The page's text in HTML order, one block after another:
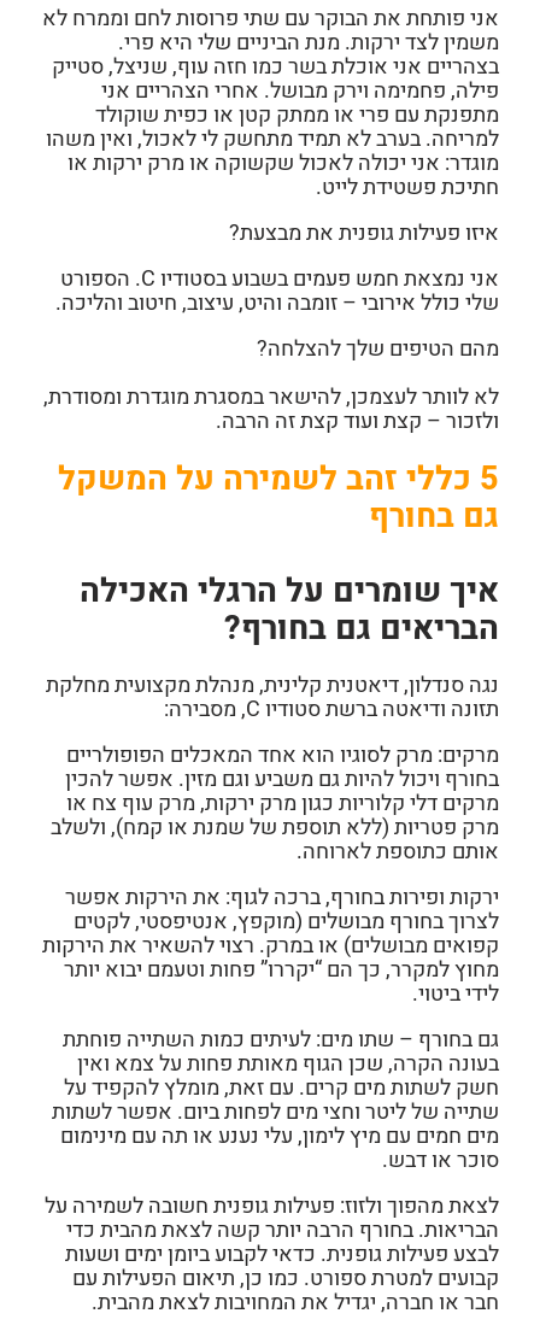
אני פותחת את הבוקר עם שתי פרוסות לחם וממרח לא
משמין לצד ירקות. מנת הביניים שלי היא פרי.
בצהריים אני אוכלת בשר כמו חזה עוף, שניצל, סטייק
פילה, פחמימה וירק מבושל. אחרי הצהריים אני
מתפנקת עם פרי או ממתק קטן או כפית שוקולד
למריחה. בערב לא תמיד מתחשק לי לאכול, ואין משהו
מוגדר: אני יכולה לאכול שקשוקה או מרק ירקות או
חתיכת פשטידת לייט.
איזו פעילות גופנית את מבצעת?
אני נמצאת חמש פעמים בשבוע בסטודיו C. הספורט
שלי כולל אירובי – זומבה והיט, עיצוב, חיטוב והליכה.
מהם הטיפים שלך להצלחה?
לא לוותר לעצמכן, להישאר במסגרת מוגדרת ומסודרת,
ולזכור – קצת ועוד קצת זה הרבה.
5 כללי זהב לשמירה על המשקל
גם בחורף
איך שומרים על הרגלי האכילה
הבריאים גם בחורף?
נגה סנדלון, דיאטנית קלינית, מנהלת מקצועית מחלקת
תזונה ודיאטה ברשת סטודיו C
, מסבירה:
מרקים: מרק לסוגיו הוא אחד המאכלים הפופולריים
בחורף ויכול להיות גם משביע וגם מזין. אפשר להכין
מרקים דלי קלוריות כגון מרק ירקות, מרק עוף צח או
מרק פטריות (ללא תוספת של שמנת או קמח), ולשלב
אותם כתוספת לארוחה.
ירקות ופירות בחורף, ברכה לגוף: את הירקות אפשר
לצרוך בחורף מבושלים (מוקפץ, אנטיפסטי, לקטים
קפואים מבושלים) או במרק. רצוי להשאיר את הירקות
מחוץ למקרר, כך הם “יקררו” פחות וטעמם יבוא יותר
לידי ביטוי.
גם בחורף – שתו מים:לעיתים כמות השתייה פוחתת
בעונה הקרה, שכן הגוף מאותת פחות על צמא ואין
חשק לשתות מים קרים. עם זאת, מומלץ להקפיד על
שתייה של ליטר וחצי מים לפחות ביום. אפשר לשתות
מים חמים עם מיץ לימון, עלי נענע או תה עם מינימום
סוכר או דבש.
לצאת מהפוך ולזוז: פעילות גופנית חשובה לשמירה על
הבריאות. בחורף הרבה יותר קשה לצאת מהבית כדי
לבצע פעילות גופנית. כדאי לקבוע ביומן ימים ושעות
קבועים למטרת ספורט. כמו כן, תיאום הפעילות עם
חבר או חברה, יגדיל את המחויבות לצאת מהבית.